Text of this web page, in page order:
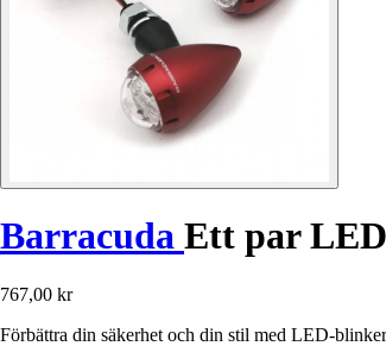
Barracuda Ett par
767,00 kr
Förbättra din säkerhet och din stil med LED-